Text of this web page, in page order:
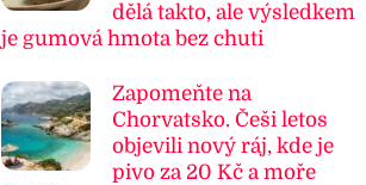
dělá takto, ale výsledkem
je gumová hmota bez chuti
Zapomeňte na
Chorvatsko. Češi letos
objevili nový ráj, kde je
pivo za 20 Kč a moře